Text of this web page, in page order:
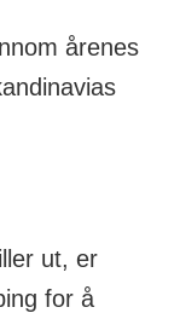
årenes
ut, er
for å